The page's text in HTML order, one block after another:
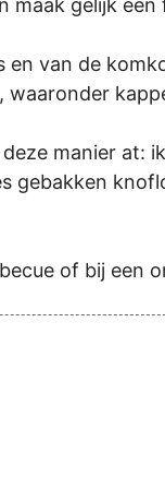
maak gelijk een
van de
manier at:
gebakken
of bij